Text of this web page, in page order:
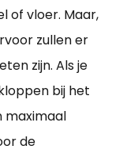
of vloer. Maar,
zullen er
zijn. Als je
bij het
maximaal
de